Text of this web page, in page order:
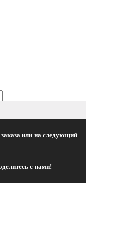
или на следующий
с нами!